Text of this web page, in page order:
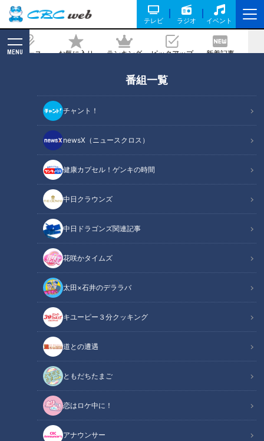
テレビ ラジオ イベント
ニュース お気に入り ランキング ピックアップ 新着記事
MENU
番組一覧
チャント！
newsX（ニュースクロス）
健康カプセル！ゲンキの時間
中日クラウンズ
中日ドラゴンズ関連記事
花咲かタイムズ
太田×石井のデララバ
キユーピー３分クッキング
道との遭遇
ともだちたまご
恋はロケ中に！
アナウンサー
HP・Locipo（ロキポ)・スポーツナビで
無料特別配信決定！～石川遼選手への密
着や難関ホールの徹底解剖など、配信独
自のコンテンツが充実～
「第66回中日クラウンズ」が大会公式HP・Locipo（ロキポ)・スポーツ
ナビで無料特別配信決定！～石川遼選手への密着や難関ホールの徹底解
剖など、配信独自のコンテンツが充実～
この記事の画像（全1枚）